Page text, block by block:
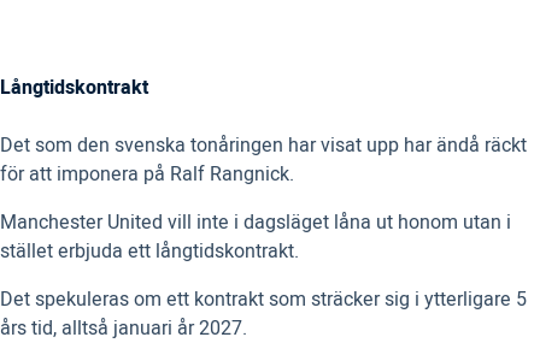
Långtidskontrakt
Det som den svenska tonåringen har visat upp har ändå räckt
för att imponera på Ralf Rangnick.
Manchester United vill inte i dagsläget låna ut honom utan i
stället erbjuda ett långtidskontrakt.
Det spekuleras om ett kontrakt som sträcker sig i ytterligare 5
års tid, alltså januari år 2027.